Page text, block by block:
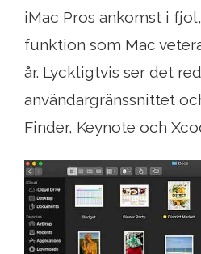
iMac Pros ankomst i
funktion som Mac
år. Lyckligtvis ser det
användargränssnittet
Finder, Keynote och